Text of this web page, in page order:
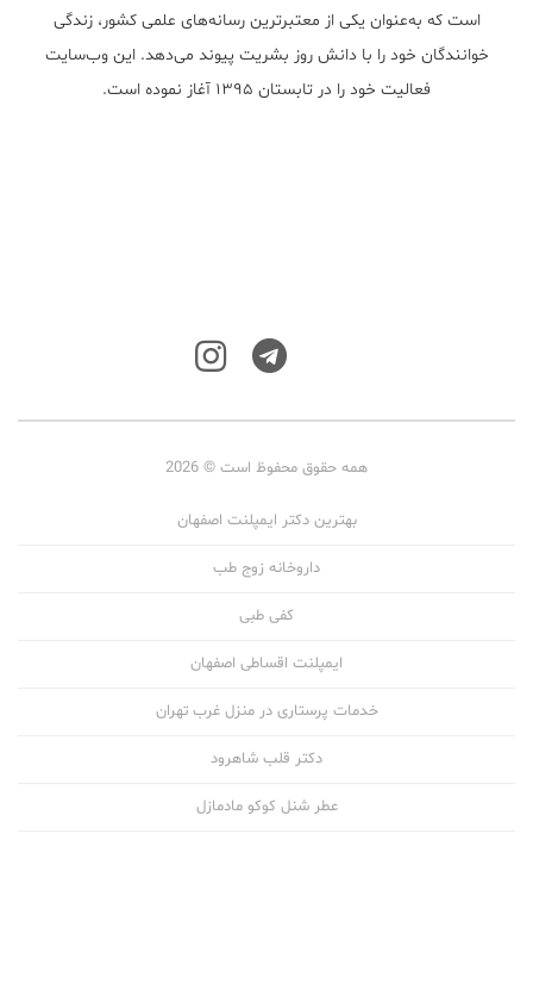
است که به‌عنوان یکی از معتبر‌ترین رسانه‌های علمی کشور، زندگی
خوانندگان خود را با دانش روز بشریت پیوند می‌دهد. این وب‌سایت
فعالیت خود را در تابستان ۱۳۹۵ آغاز نموده است.
همه حقوق محفوظ است © 2026
بهترین دکتر ایمپلنت اصفهان
داروخانه زوج طب
کفی طبی
ایمپلنت اقساطی اصفهان
خدمات پرستاری در منزل غرب تهران
دکتر قلب شاهرود
عطر شنل کوکو مادمازل